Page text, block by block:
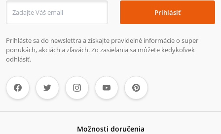
Prihlásiť
Prihláste sa do newslettra a získajte pravidelné informácie o super
ponukách, akciách a zľavách. Zo zasielania sa môžete kedykoľvek
odhlásiť.
Možnosti doručenia